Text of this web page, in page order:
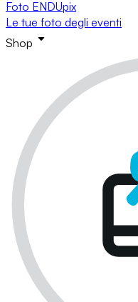
Foto ENDUpix
Le tue foto degli eventi
Shop